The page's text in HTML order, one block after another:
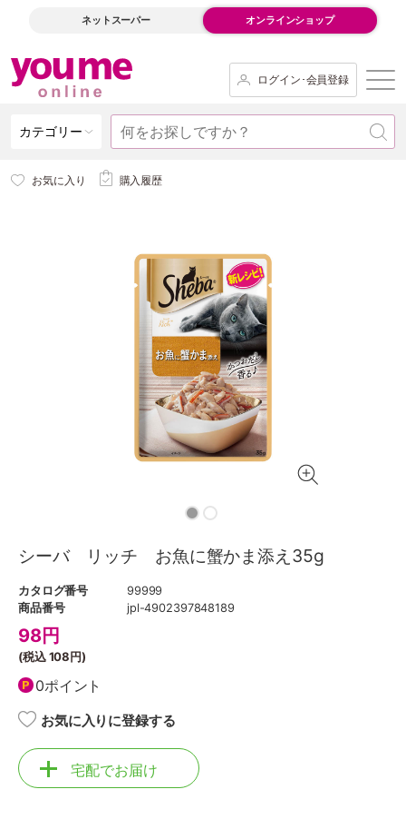
ネットスーパー オンラインショップ
ログイン･会員登録
カテゴリー
お気に入り 購入履歴
シーバ リッチ お魚に蟹かま添え35g
カタログ番号
99999
商品番号
jpl-4902397848189
98円
(税込108円)
0ポイント
お気に入りに登録する
宅配でお届け